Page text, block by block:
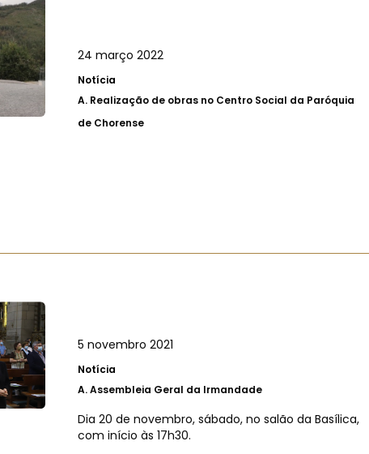
24 março 2022
Notícia
A. Realização de obras no Centro Social da Paróquia
de Chorense
5 novembro 2021
Notícia
A.Assembleia Geral da Irmandade
Dia 20 de novembro, sábado, no salão da Basílica,
com início às 17h30.